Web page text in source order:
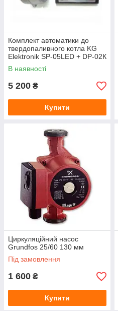
Комплект автоматики до
твердопаливного котла KG
Elektronik SP-05LED + DP-02К
В наявності
5 200 ₴
Купити
Циркуляційний насос
Grundfos 25/60 130 мм
Під замовлення
1 600 ₴
Купити